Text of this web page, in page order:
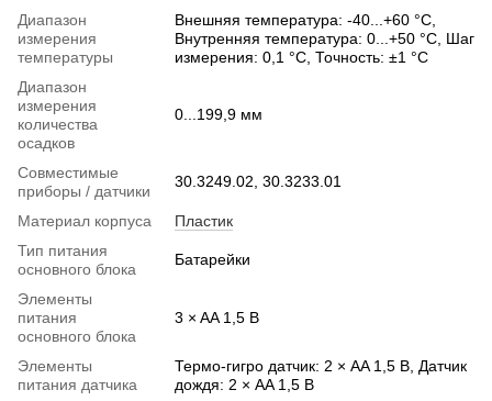
Диапазон
измерения
температуры
Внешняя температура: -40...+60 °C,
Внутренняя температура: 0...+50 °C, Шаг
измерения: 0,1 °C, Точность: ±1 °C
Диапазон
измерения
количества
осадков
0...199,9 мм
Совместимые
приборы / датчики
30.3249.02, 30.3233.01
Материал корпуса
Пластик
Тип питания
основного блока
Батарейки
Элементы
питания
основного блока
3 × AA 1,5 В
Элементы
питания датчика
Термо-гигро датчик: 2 × AA 1,5 В, Датчик
дождя: 2 × AA 1,5 В